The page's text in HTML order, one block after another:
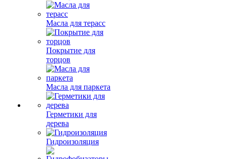
Масла для терасс
Покрытие для
торцов
Масла для паркета
Герметики для
дерева
Гидроизоляция